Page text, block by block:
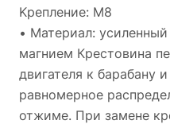
Kреплениe: M8
• Материал:
магнием Крестовина
двигателя к барабану
равномерное
отжиме. При замене